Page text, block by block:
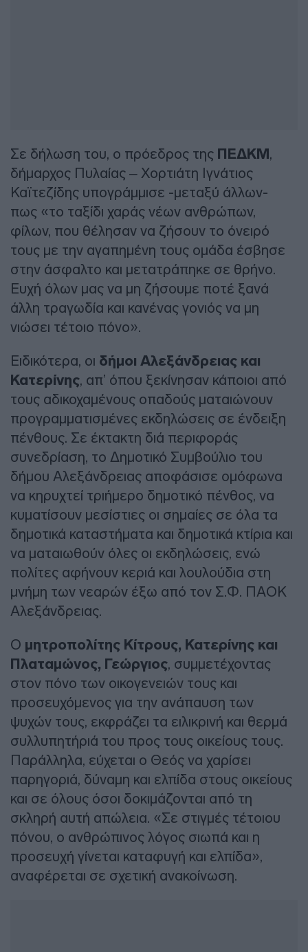
Σε δήλωση του, ο πρόεδρος της ΠΕΔΚΜ ,
δήμαρχος Πυλαίας – Χορτιάτη Ιγνάτιος
Καϊτεζίδης υπογράμμισε -μεταξύ άλλων-
πως «το ταξίδι χαράς νέων ανθρώπων,
φίλων, που θέλησαν να ζήσουν το όνειρό
τους με την αγαπημένη τους ομάδα έσβησε
στην άσφαλτο και μετατράπηκε σε θρήνο.
Ευχή όλων μας να μη ζήσουμε ποτέ ξανά
άλλη τραγωδία και κανένας γονιός να μη
νιώσει τέτοιο πόνο».
Ειδικότερα, οι δήμοι Αλεξάνδρειας και
Κατερίνης, απ’ όπου ξεκίνησαν κάποιοι από
τους αδικοχαμένους οπαδούς ματαιώνουν
προγραμματισμένες εκδηλώσεις σε ένδειξη
πένθους. Σε έκτακτη διά περιφοράς
συνεδρίαση, το Δημοτικό Συμβούλιο του
δήμου Αλεξάνδρειας αποφάσισε ομόφωνα
να κηρυχτεί τριήμερο δημοτικό πένθος, να
κυματίσουν μεσίστιες οι σημαίες σε όλα τα
δημοτικά καταστήματα και δημοτικά κτίρια και
να ματαιωθούν όλες οι εκδηλώσεις, ενώ
πολίτες αφήνουν κεριά και λουλούδια στη
μνήμη των νεαρών έξω από τον Σ.Φ. ΠΑΟΚ
Αλεξάνδρειας.
Ο μητροπολίτης Κίτρους, Κατερίνης και
Πλαταμώνος, Γεώργιος, συμμετέχοντας
στον πόνο των οικογενειών τους και
προσευχόμενος για την ανάπαυση των
ψυχών τους, εκφράζει τα ειλικρινή και θερμά
συλλυπητήριά του προς τους οικείους τους.
Παράλληλα, εύχεται ο Θεός να χαρίσει
παρηγοριά, δύναμη και ελπίδα στους οικείους
και σε όλους όσοι δοκιμάζονται από τη
σκληρή αυτή απώλεια. «Σε στιγμές τέτοιου
πόνου, ο ανθρώπινος λόγος σιωπά και η
προσευχή γίνεται καταφυγή και ελπίδα»,
αναφέρεται σε σχετική ανακοίνωση.